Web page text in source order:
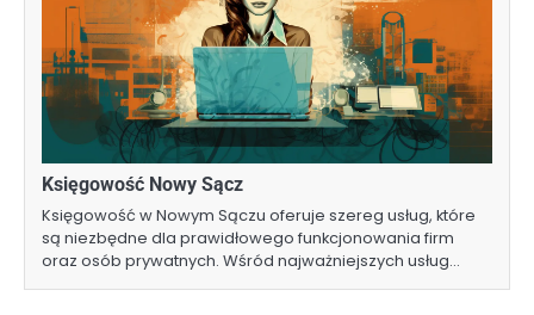
Księgowość Nowy Sącz
Księgowość w Nowym Sączu oferuje szereg usług, które
są niezbędne dla prawidłowego funkcjonowania firm
oraz osób prywatnych. Wśród najważniejszych usług…